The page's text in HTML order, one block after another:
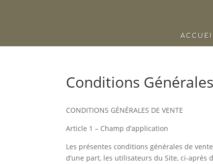
Conditions
CONDITIONS GÉNÉRALES DE VENTE
Article 1 – Champ d’application
Les présentes conditions générales de
d’une part, les utilisateurs du Site, ci-après